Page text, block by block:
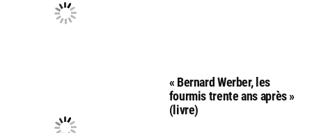
« Bernard Werber, les
fourmis trente ans après »
(livre)